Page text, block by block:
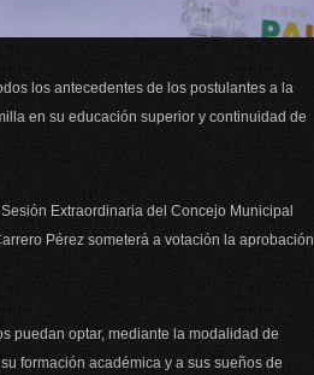
los antecedentes de los postulantes a la
en su educación superior y continuidad de
Extraordinaria del Concejo Municipal
Pérez someterá a votación la aprobación
puedan optar, mediante la modalidad de
formación académica y a sus sueños de